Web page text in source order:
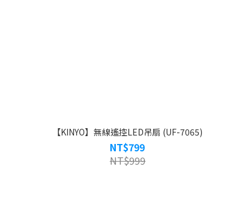
【KINYO】無線遙控LED吊扇 (UF-7065)
NT$799
NT$999